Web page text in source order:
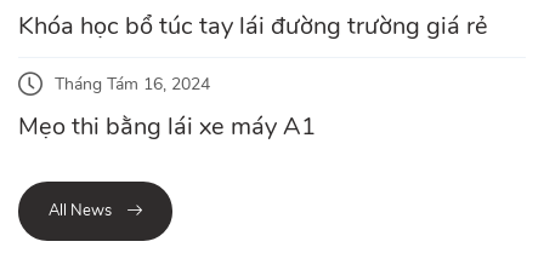
Khóa học bổ túc tay lái đường trường giá rẻ
Tháng Tám 16, 2024
Mẹo thi bằng lái xe máy A1
All News